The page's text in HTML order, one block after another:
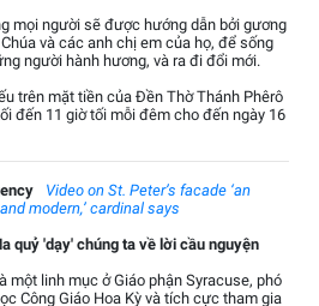
mọi người sẽ được hướng dẫn bởi gương
và các anh chị em của họ, để sống
người hành hương, và ra đi đổi mới.
trên mặt tiền của Đền Thờ Thánh Phêrô
đến 11 giờ tối mỗi đêm cho đến ngày 16
Video on St. Peter’s facade ‘an
modern,’ cardinal says
quỷ 'dạy' chúng ta về lời cầu nguyện
một linh mục ở Giáo phận Syracuse, phó
Công Giáo Hoa Kỳ và tích cực tham gia